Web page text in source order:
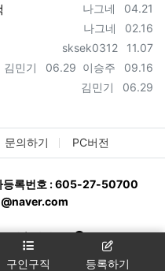
등록자
나그네 등록일
04.21
등록자
나그네 등록일
02.16
등록자
sksek0312 등록일
11.07
등록자
이승주 등록일
09.16
등록자
김민기 등록일
06.29
등록자
김민기 등록일
06.29
문의하기 PC버전
등록번호 : 605-27-50700
직ㅣ상가114
All rights
구인구직 등록하기